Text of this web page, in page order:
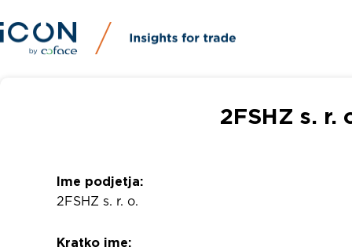
2FSHZ s. r.
Ime podjetja:
2FSHZ s. r. o.
Kratko ime: